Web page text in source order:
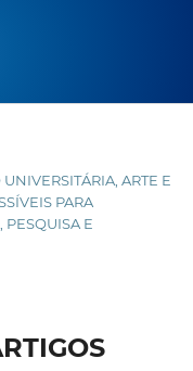
ARTE E
PARA
E